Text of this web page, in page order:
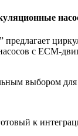
с ECM-
выбором
к